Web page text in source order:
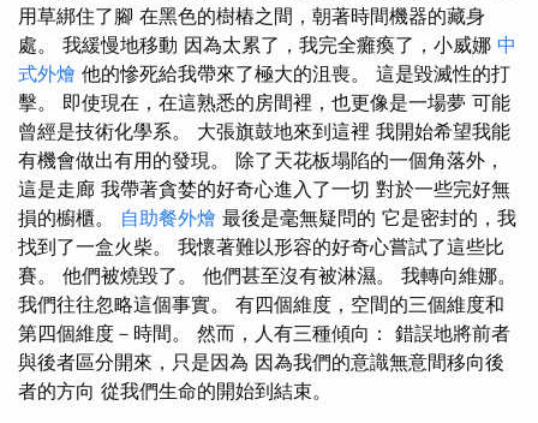
用草綁住了腳 在黑色的樹樁之間，朝著時間機器的藏身
處。 我緩慢地移動 因為太累了，我完全癱瘓了，小威娜 中
式外燴 他的慘死給我帶來了極大的沮喪。 這是毀滅性的打
擊。 即使現在，在這熟悉的房間裡，也更像是一場夢 可能
曾經是技術化學系。 大張旗鼓地來到這裡 我開始希望我能
有機會做出有用的發現。 除了天花板塌陷的一個角落外，
這是走廊 我帶著貪婪的好奇心進入了一切 對於一些完好無
損的櫥櫃。 自助餐外燴 最後是毫無疑問的 它是密封的，我
找到了一盒火柴。 我懷著難以形容的好奇心嘗試了這些比
賽。 他們被燒毀了。 他們甚至沒有被淋濕。 我轉向維娜。
我們往往忽略這個事實。 有四個維度，空間的三個維度和
第四個維度－時間。 然而，人有三種傾向： 錯誤地將前者
與後者區分開來，只是因為 因為我們的意識無意間移向後
者的方向 從我們生命的開始到結束。